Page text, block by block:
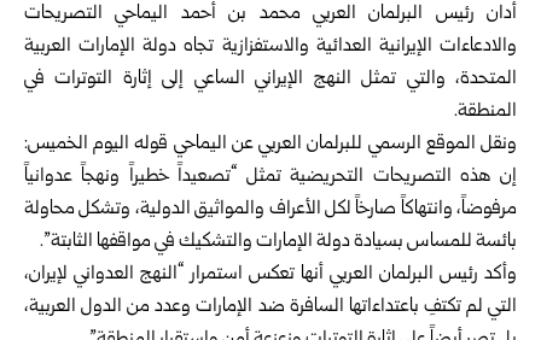
أدان رئيس البرلمان العربي محمد بن أحمد اليماحي التصريحات
والادعاءات الإيرانية العدائية والاستفزازية تجاه دولة الإمارات العربية
المتحدة، والتي تمثل النهج الإيراني الساعي إلى إثارة التوترات في
المنطقة.
ونقل الموقع الرسمي للبرلمان العربي عن اليماحي قوله اليوم الخميس:
إن هذه التصريحات التحريضية تمثل “تصعيداً خطيراً ونهجاً عدوانياً
مرفوضاً، وانتهاكاً صارخاً لكل الأعراف والمواثيق الدولية، وتشكل محاولة
بائسة للمساس بسيادة دولة الإمارات والتشكيك في مواقفها الثابتة”.
وأكد رئيس البرلمان العربي أنها تعكس استمرار “النهج العدواني لإيران،
التي لم تكتفِ باعتداءاتها السافرة ضد الإمارات وعدد من الدول العربية،